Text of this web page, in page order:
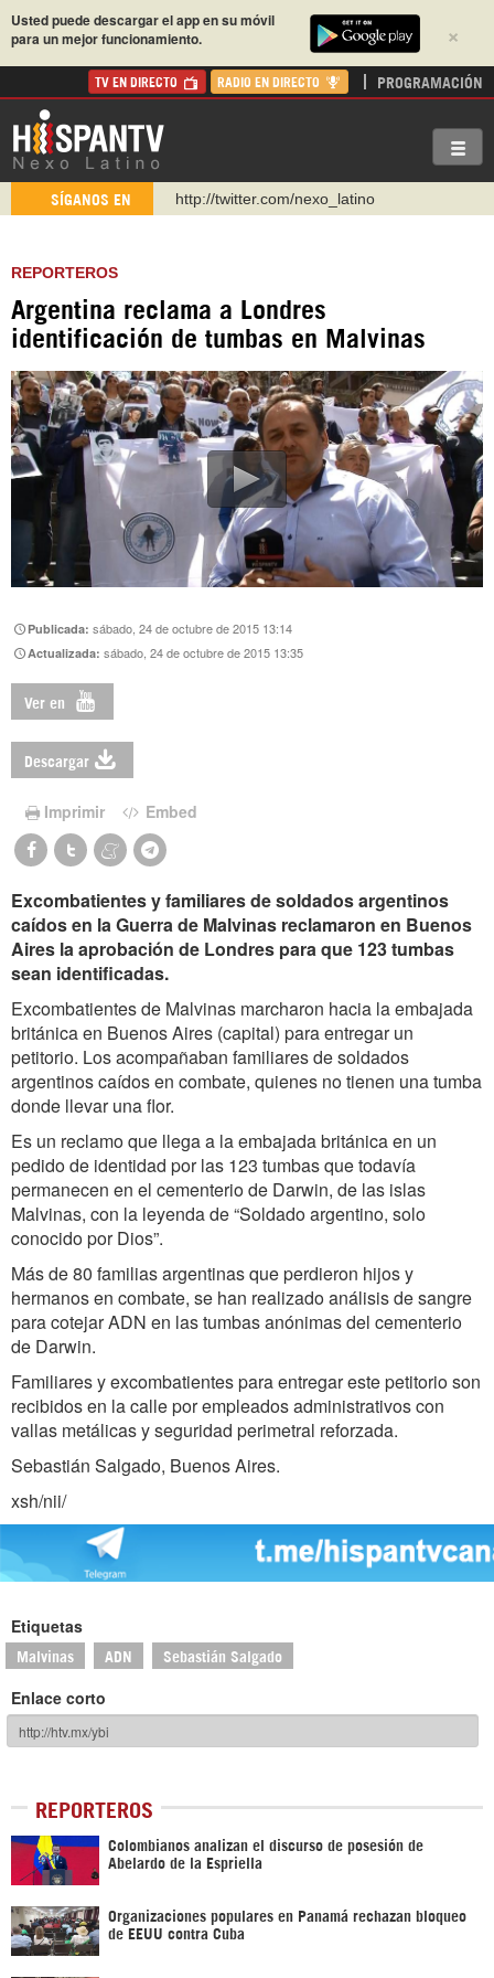
×
Usted puede descargar el app en su móvil
para un mejor funcionamiento.
TV EN DIRECTO RADIO EN DIRECTO PROGRAMACIÓN
SÍGANOS EN
http://twitter.com/nexo_latino
WhatsApp y Viber: +98 921 79 29 404
Instagram como: hispan_tv
https://www.youtube.com/@nexo_latino
REPORTEROS
Argentina reclama a Londres
identificación de tumbas en Malvinas
Publicada:sábado, 24 de octubre de 2015 13:14
Actualizada:sábado, 24 de octubre de 2015 13:35
Ver en
Descargar
Imprimir Embed
Excombatientes y familiares de soldados argentinos
caídos en la Guerra de Malvinas reclamaron en Buenos
Aires la aprobación de Londres para que 123 tumbas
sean identificadas.
Excombatientes de Malvinas marcharon hacia la embajada
británica en Buenos Aires (capital) para entregar un
petitorio. Los acompañaban familiares de soldados
argentinos caídos en combate, quienes no tienen una tumba
donde llevar una flor.
Es un reclamo que llega a la embajada británica en un
pedido de identidad por las 123 tumbas que todavía
permanecen en el cementerio de Darwin, de las islas
Malvinas, con la leyenda de “Soldado argentino, solo
conocido por Dios”.
Más de 80 familias argentinas que perdieron hijos y
hermanos en combate, se han realizado análisis de sangre
para cotejar ADN en las tumbas anónimas del cementerio
de Darwin.
Familiares y excombatientes para entregar este petitorio son
recibidos en la calle por empleados administrativos con
vallas metálicas y seguridad perimetral reforzada.
Sebastián Salgado, Buenos Aires.
xsh/nii/
Etiquetas
Malvinas ADN Sebastián Salgado
Enlace corto
REPORTEROS
Colombianos analizan el discurso de posesión de
Abelardo de la Espriella
Organizaciones populares en Panamá rechazan bloqueo
de EEUU contra Cuba